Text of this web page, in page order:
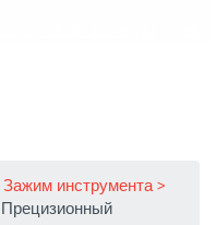
Зажим инструмента
Прецизионный